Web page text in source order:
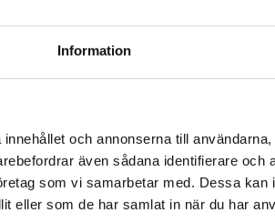
Information
och annonserna till
även sådana identifierare och
som vi samarbetar med. Dessa kan
eller som de har samlat in när du har
blanding
säte
Töltrider
Töltriders Saga är en
optimal komfort för både
Emmishopens
inkorg